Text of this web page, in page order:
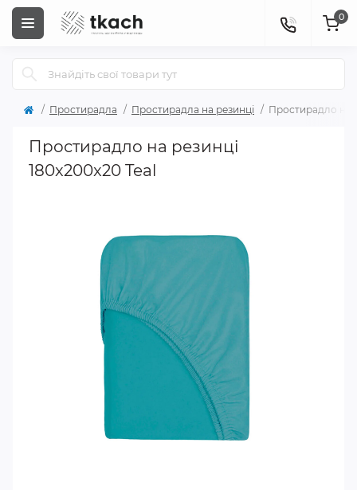
0
Простирадла Простирадла на резинці Простирадло на
Простирадло на резинці
180x200x20 Teal